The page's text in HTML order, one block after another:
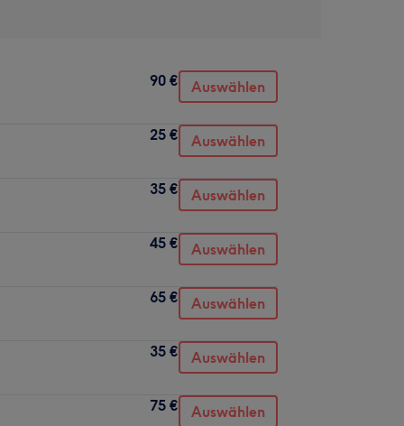
90 € Auswählen
25 € Auswählen
35 € Auswählen
45 € Auswählen
65 € Auswählen
35 € Auswählen
75 € Auswählen